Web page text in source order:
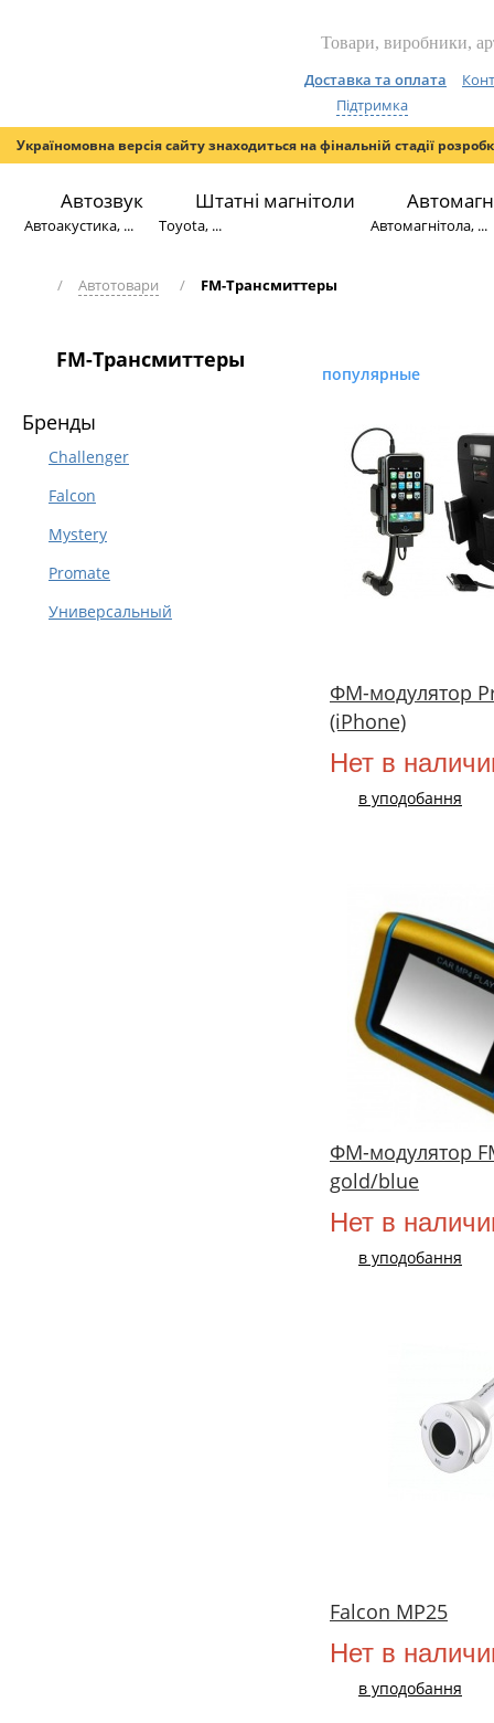
Доставка та оплата
Підтримка
Україномовна версія сайту знаходиться на фінальній стадії
Автозвук
Автоакустика, ...
Штатні магнітоли
Toyota, ... Автомагнітола, ...
/ Автотовари / FM-Трансмиттеры
FM-Трансмиттеры
Бренды
Challenger
Falcon
Mystery
Promate
Универсальный
популярные
ФМ-модулятор
(iPhone)
Нет в
в уподобання
ФМ-модулятор
gold/blue
Нет в
в уподобання
Falcon MP25
Нет в
в уподобання